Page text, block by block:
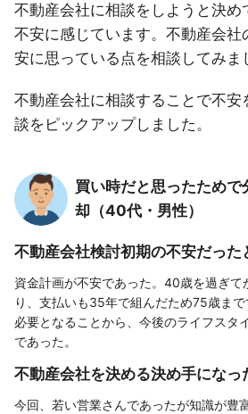
不動産会社に相談をしようと決め
不安に感じています。不動産会社
安に思っている点を相談してみま
不動産会社に相談することで不安
談をピックアップしました。
買い時だと思ったため
却（40代・男性）
不動産会社検討初期の不安だった
資金計画が不安であった。40歳を過ぎて
り、支払いも35年で組んだため75歳ま
必要となることから、今後のライフスタ
であった。
不動産会社を決める決め手になっ
今回、若い営業さんであったが知識が豊